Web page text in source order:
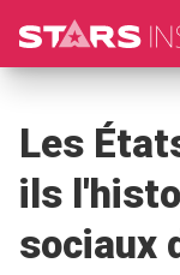
Les
ils
sociaux